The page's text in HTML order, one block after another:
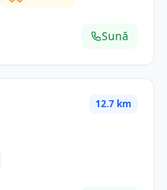
Sună
12.7 km